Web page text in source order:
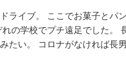
ライブ。 ここでお菓子とパ
の学校でプチ遠足でした。
たい。 コロナがなければ長